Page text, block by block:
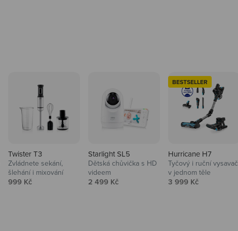
Twister T3
Zvládnete sekání,
šlehání i mixování
Prodejní cena
999 Kč
Starlight SL5
Dětská chůvička s HD
videem
Prodejní cena
2 499 Kč
BESTSELLER
Hurricane H7
Tyčový i ruční vysavač
v jednom těle
Prodejní cena
3 999 Kč
Domácnost
Vysavače, parťáci do kuchyně i